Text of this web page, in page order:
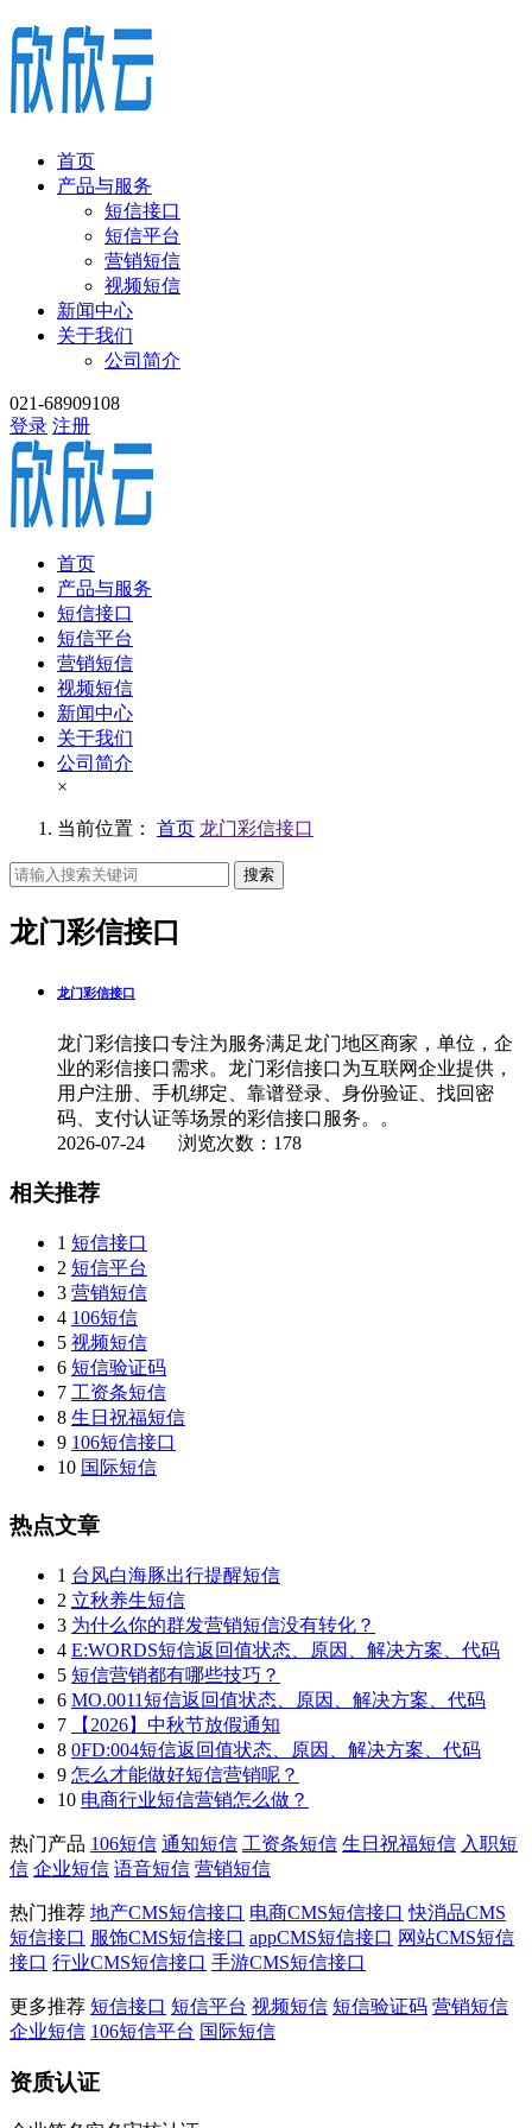
首页
产品与服务
短信接口
短信平台
营销短信
视频短信
新闻中心
关于我们
公司简介
021-68909108
登录 注册
首页
产品与服务
短信接口
短信平台
营销短信
视频短信
新闻中心
关于我们
公司简介
×
当前位置： 首页 龙门彩信接口
搜索
龙门彩信接口
龙门彩信接口
龙门彩信接口专注为服务满足龙门地区商家，单位，企
业的彩信接口需求。龙门彩信接口为互联网企业提供，
用户注册、手机绑定、靠谱登录、身份验证、找回密
码、支付认证等场景的彩信接口服务。。
2026-07-24 浏览次数：178
相关推荐
1 短信接口
2 短信平台
3 营销短信
4 106短信
5 视频短信
6 短信验证码
7 工资条短信
8 生日祝福短信
9 106短信接口
10 国际短信
热点文章
1 台风白海豚出行提醒短信
2 立秋养生短信
3 为什么你的群发营销短信没有转化？
4 E:WORDS短信返回值状态、原因、解决方案、代码
5 短信营销都有哪些技巧？
6 MO.0011短信返回值状态、原因、解决方案、代码
7
【2026】中秋节放假通知
8 0FD:004短信返回值状态、原因、解决方案、代码
9 怎么才能做好短信营销呢？
10 电商行业短信营销怎么做？
热门产品 106短信 通知短信 工资条短信 生日祝福短信 入职短
信 企业短信 语音短信 营销短信
热门推荐 地产CMS短信接口 电商CMS短信接口 快消品CMS
短信接口 服饰CMS短信接口 appCMS短信接口 网站CMS短信
接口 行业CMS短信接口 手游CMS短信接口
更多推荐 短信接口 短信平台 视频短信 短信验证码 营销短信
企业短信 106短信平台 国际短信
资质认证